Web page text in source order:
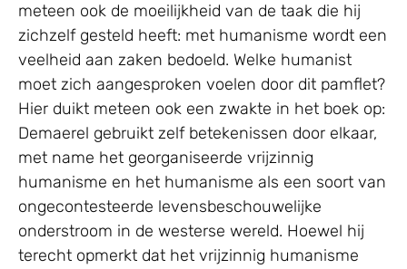
meteen ook de moeilijkheid van de taak die hij
zichzelf gesteld heeft: met humanisme wordt een
veelheid aan zaken bedoeld. Welke humanist
moet zich aangesproken voelen door dit pamflet?
Hier duikt meteen ook een zwakte in het boek op:
Demaerel gebruikt zelf betekenissen door elkaar,
met name het georganiseerde vrijzinnig
humanisme en het humanisme als een soort van
ongecontesteerde levensbeschouwelijke
onderstroom in de westerse wereld. Hoewel hij
terecht opmerkt dat het vrijzinnig humanisme